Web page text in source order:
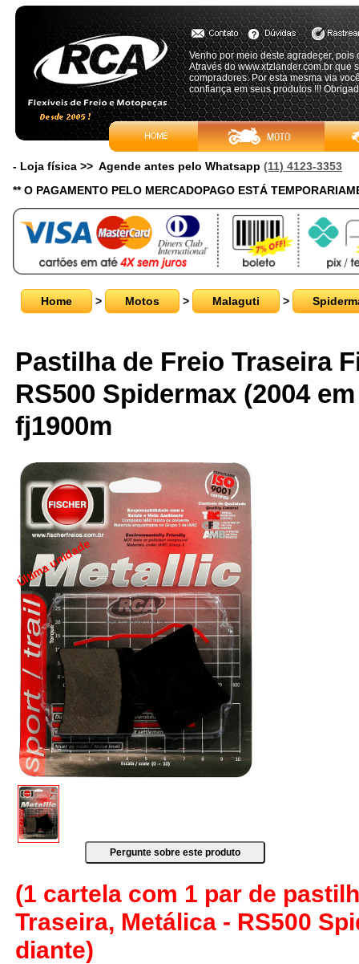
Venho por meio deste agradeçer,
Através do www.xtzlander.com.br que
compradores. Por esta mesma via
confiança em seus produtos !!!
- Loja física >> Agende antes pelo Whatsapp (11) 4123-3353
** O PAGAMENTO PELO MERCADOPAGO ESTÁ
Home > Motos > Malaguti >
Pastilha de Freio Traseira
RS500 Spidermax (2004
fj1900m
Última unidade
(1 cartela com 1 par de
Traseira, Metálica - RS500
diante)